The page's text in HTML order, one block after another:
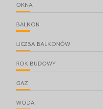
OKNA
BALKON
LICZBA BALKONÓW
ROK BUDOWY
GAZ
WODA